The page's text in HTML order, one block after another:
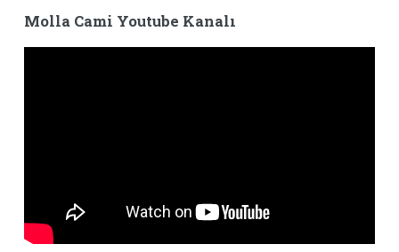
Molla Cami Youtube Kanalı